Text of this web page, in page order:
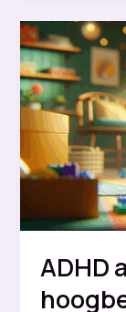
en
daardoor
ADHD